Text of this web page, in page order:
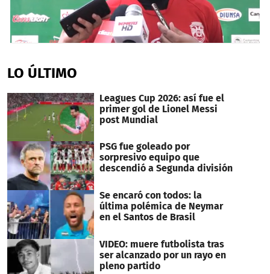
of
1
8
seconds
LO ÚLTIMO
Leagues Cup 2026: así fue el
primer gol de Lionel Messi
post Mundial
PSG fue goleado por
sorpresivo equipo que
descendió a Segunda división
Se encaró con todos: la
última polémica de Neymar
en el Santos de Brasil
VIDEO: muere futbolista tras
ser alcanzado por un rayo en
pleno partido